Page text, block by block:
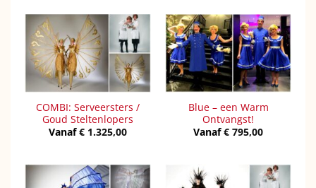
COMBI: Serveersters /
Goud Steltenlopers
Vanaf€ 1.325,00
Blue – een Warm
Ontvangst!
Vanaf€ 795,00